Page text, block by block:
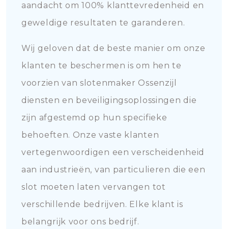
aandacht om 100% klanttevredenheid en
geweldige resultaten te garanderen.
Wij geloven dat de beste manier om onze
klanten te beschermen is om hen te
voorzien van slotenmaker Ossenzijl
diensten en beveiligingsoplossingen die
zijn afgestemd op hun specifieke
behoeften. Onze vaste klanten
vertegenwoordigen een verscheidenheid
aan industrieën, van particulieren die een
slot moeten laten vervangen tot
verschillende bedrijven. Elke klant is
belangrijk voor ons bedrijf.